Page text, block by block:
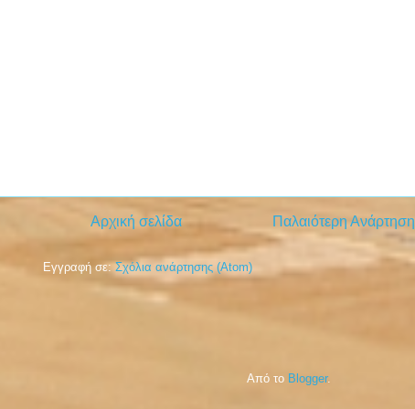
Παλαιότερη Ανάρτηση
Αρχική σελίδα
Εγγραφή σε: Σχόλια ανάρτησης (Atom)
Από το Blogger.